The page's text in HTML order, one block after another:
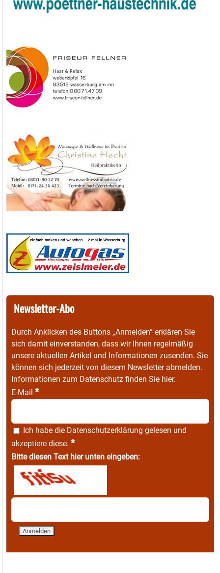
Newsletter-Abo
Durch Anklicken des Buttons „Anmelden“ erklären Sie
sich damit einverstanden, dass wir Ihnen regelmäßig
unsere aktuellen Artikel und Informationen zusenden. Sie
können sich jederzeit von diesem Newsletter abmelden.
Informationen zum Datenschutz finden Sie hier.
E-Mail *
Ich habe die Datenschutzerklärung gelesen und
akzeptiere diese. *
Bitte diesen Text hier unten eingeben: